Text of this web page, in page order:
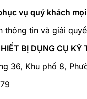
vụ quý khách
thông tin và giải
BỊ DỤNG CỤ KỸ
36, Khu phố 8,